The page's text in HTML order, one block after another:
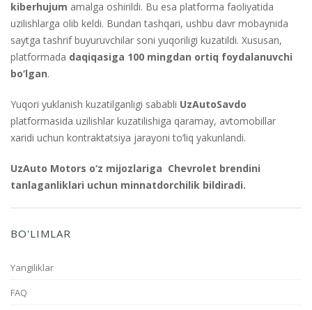
kiberhujum amalga oshirildi. Bu esa platforma faoliyatida
uzilishlarga olib keldi. Bundan tashqari, ushbu davr mobaynida
saytga tashrif buyuruvchilar soni yuqoriligi kuzatildi. Xususan,
platformada daqiqasiga 100 mingdan ortiq foydalanuvchi
bo‘lgan.
Yuqori yuklanish kuzatilganligi sababli UzAutoSavdo
platformasida uzilishlar kuzatilishiga qaramay, avtomobillar
xaridi uchun kontraktatsiya jarayoni to‘liq yakunlandi.
UzAuto Motors o‘z mijozlariga Chevrolet brendini
tanlaganliklari uchun minnatdorchilik bildiradi.
BO'LIMLAR
Yangiliklar
FAQ